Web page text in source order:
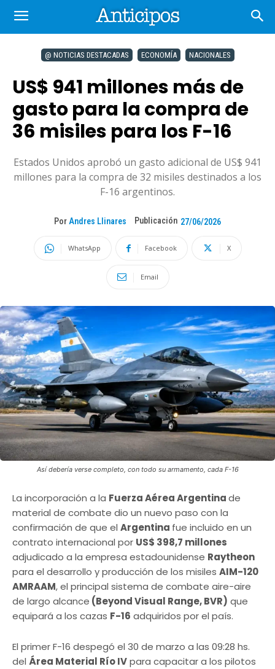
@ NOTICIAS DESTACADAS ECONOMÍA NACIONALES
US$ 941 millones más de
gasto para la compra de
36 misiles para los F-16
Estados Unidos aprobó un gasto adicional de US$ 941
millones para la compra de 32 misiles destinados a los
F-16 argentinos.
Por Andres Llinares Publicación 27/06/2026
WhatsApp Facebook X
Email
Así debería verse completo, con todo su armamento, cada F-16
La incorporación a la Fuerza Aérea Argentinade
material de combate dio un nuevo paso con la
confirmación de que el Argentina fue incluido en un
contrato internacional por US$ 398,7 millones
adjudicado a la empresa estadounidense Raytheon
para el desarrollo y producción de los misiles AIM-120
AMRAAM, el principal sistema de combate aire-aire
de largo alcance (Beyond Visual Range, BVR) que
equipará a los cazas F-16 adquiridos por el país.
El primer F-16 despegó el 30 de marzo a las 09:28 hs.
del Área Material Río IVpara capacitar a los pilotos